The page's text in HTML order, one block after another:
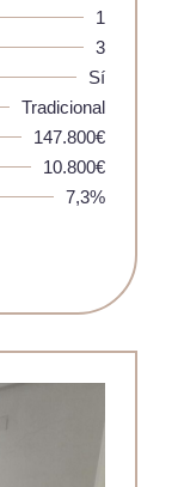
1
3
Sí
Tradicional
147.800€
10.800€
7,3%